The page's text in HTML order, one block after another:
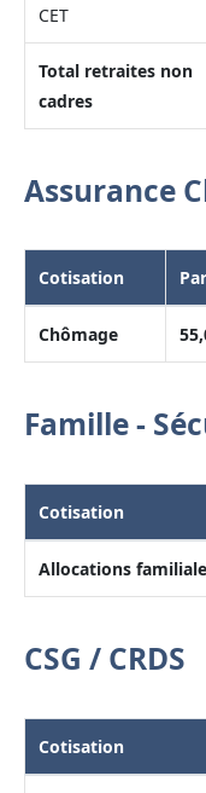
CET
Total retraites non
cadres
Assurance
Cotisation
Chômage
Famille -
Cotisation
Allocations
CSG / CRDS
Cotisation